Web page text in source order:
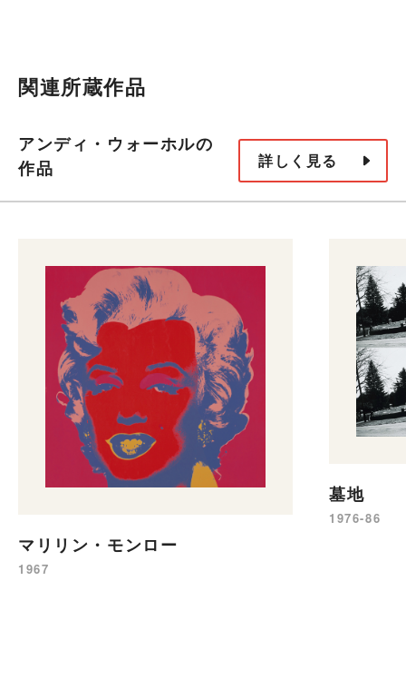
関連所蔵作品
アンディ・ウォーホルの
作品
詳しく見る
マリリン・モンロー
1967
墓地
1976-86